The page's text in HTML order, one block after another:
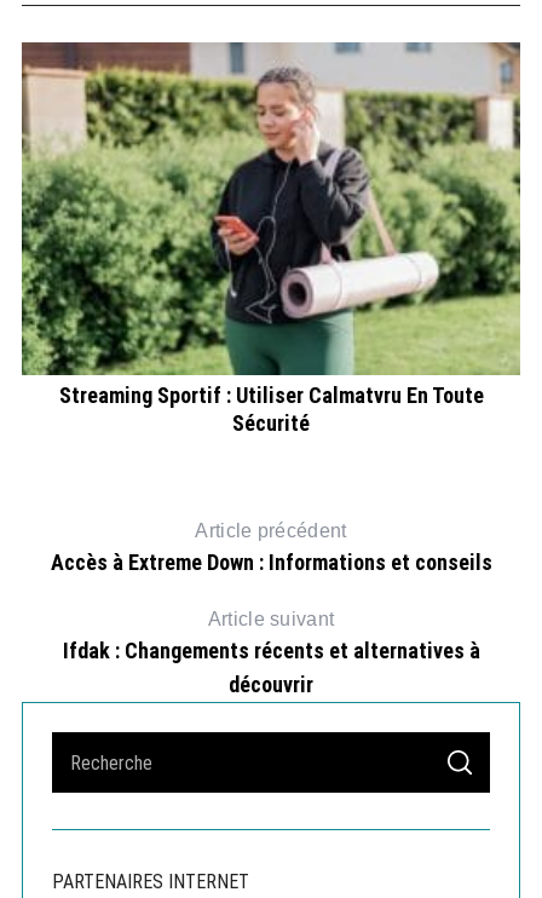
Streaming Sportif : Utiliser Calmatvru En Toute
Sécurité
Article précédent
Accès à Extreme Down : Informations et conseils
Article suivant
Ifdak : Changements récents et alternatives à
découvrir
a
r
h
S
A
C
PARTENAIRES INTERNET